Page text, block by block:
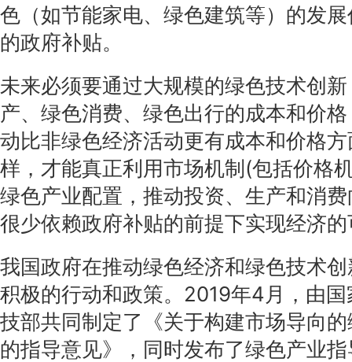
色（如节能家电、绿色建筑等）的发
的政府补贴。
未来必须要通过大规模的绿色技术创
产、绿色消费、绿色出行的成本和价
动比非绿色经济活动更有成本和价格
样，才能真正利用市场机制(包括价格
绿色产业配置，推动投资、生产和消
很少依赖政府补贴的前提下实现经济
我国政府在推动绿色经济和绿色技术
积极的行动和政策。2019年4月，由
技部共同制定了《关于构建市场导向
的指导意见》，同时发布了绿色产业